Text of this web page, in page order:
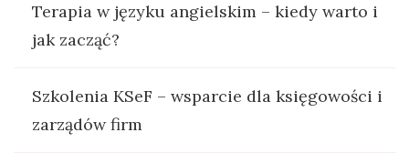
Terapia w języku angielskim – kiedy warto i
jak zacząć?
Szkolenia KSeF – wsparcie dla księgowości i
zarządów firm